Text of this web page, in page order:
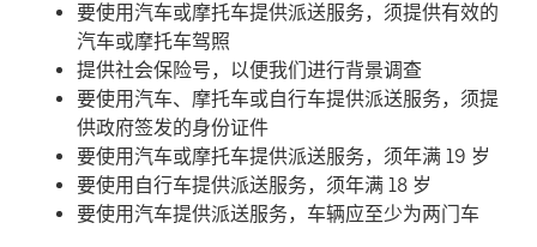
要使用汽车或摩托车提供派送服务，须提供有效的
汽车或摩托车驾照
提供社会保险号，以便我们进行背景调查
要使用汽车、摩托车或自行车提供派送服务，须提
供政府签发的身份证件
要使用汽车或摩托车提供派送服务，须年满 19 岁
要使用自行车提供派送服务，须年满 18 岁
要使用汽车提供派送服务，车辆应至少为两门车